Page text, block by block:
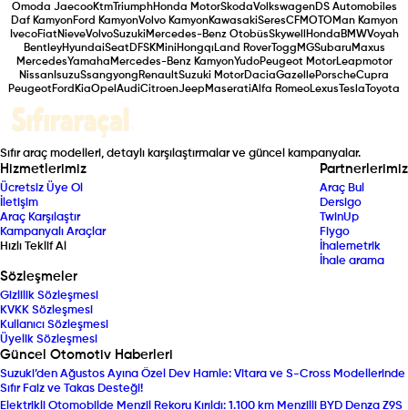
Omoda JaecooKtmTriumphHonda MotorSkodaVolkswagenDS Automobiles
Daf KamyonFord KamyonVolvo KamyonKawasakiSeresCFMOTOMan Kamyon
IvecoFiatNieveVolvoSuzuki Mercedes-Benz OtobüsSkywell Honda BMWVoyah
BentleyHyundaiSeatDFSKMini Hongqı Land RoverTogg MGSubaruMaxus
MercedesYamaha Mercedes-Benz KamyonYudoPeugeot MotorLeapmotor
Nissan IsuzuSsangyong RenaultSuzuki MotorDaciaGazellePorscheCupra
PeugeotFord KiaOpel AudiCitroenJeep MaseratiAlfa RomeoLexus Tesla Toyota
Sıfır araç modelleri, detaylı karşılaştırmalar ve güncel kampanyalar.
Hizmetlerimiz
Ücretsiz Üye Ol
İletişim
Araç Karşılaştır
Kampanyalı Araçlar
Hızlı Teklif Al
Partnerlerimiz
Araç Bul
Dersigo
TwinUp
Fiygo
İhalemetrik
İhale arama
Sözleşmeler
Gizlilik Sözleşmesi
KVKK Sözleşmesi
Kullanıcı Sözleşmesi
Üyelik Sözleşmesi
Güncel Otomotiv Haberleri
Suzuki’den Ağustos Ayına Özel Dev Hamle: Vitara ve S-Cross Modellerinde
Sıfır Faiz ve Takas Desteği!
Elektrikli Otomobilde Menzil Rekoru Kırıldı: 1.100 km Menzilli BYD Denza Z9S